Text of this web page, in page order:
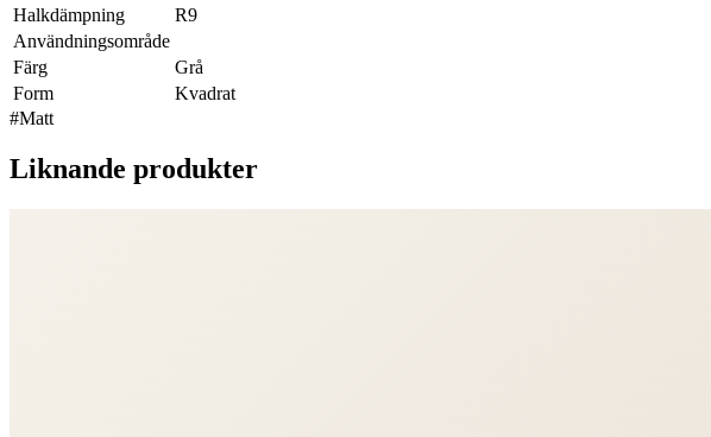
Halkdämpning
R9
Användningsområde
Färg
Grå
Form
Kvadrat
#Matt
Liknande produkter